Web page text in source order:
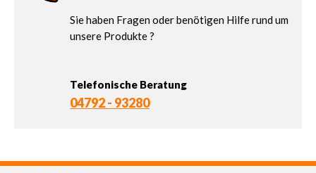
Sie haben Fragen oder benötigen Hilfe rund um
unsere Produkte ?
Telefonische Beratung
04792 - 93280